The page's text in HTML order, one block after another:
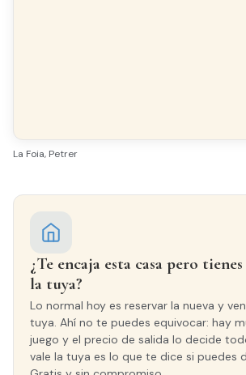
La Foia, Petrer
¿Te encaja esta casa pero
la tuya?
Lo normal hoy es reservar la nueva y
tuya. Ahí no te puedes equivocar: hay
juego y el precio de salida lo decide
vale la tuya es lo que te dice si puedes